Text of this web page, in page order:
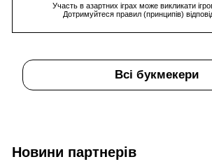
Участь в азартних іграх може викликати
Дотримуйтеся правил (принципів)
Всі букмекери